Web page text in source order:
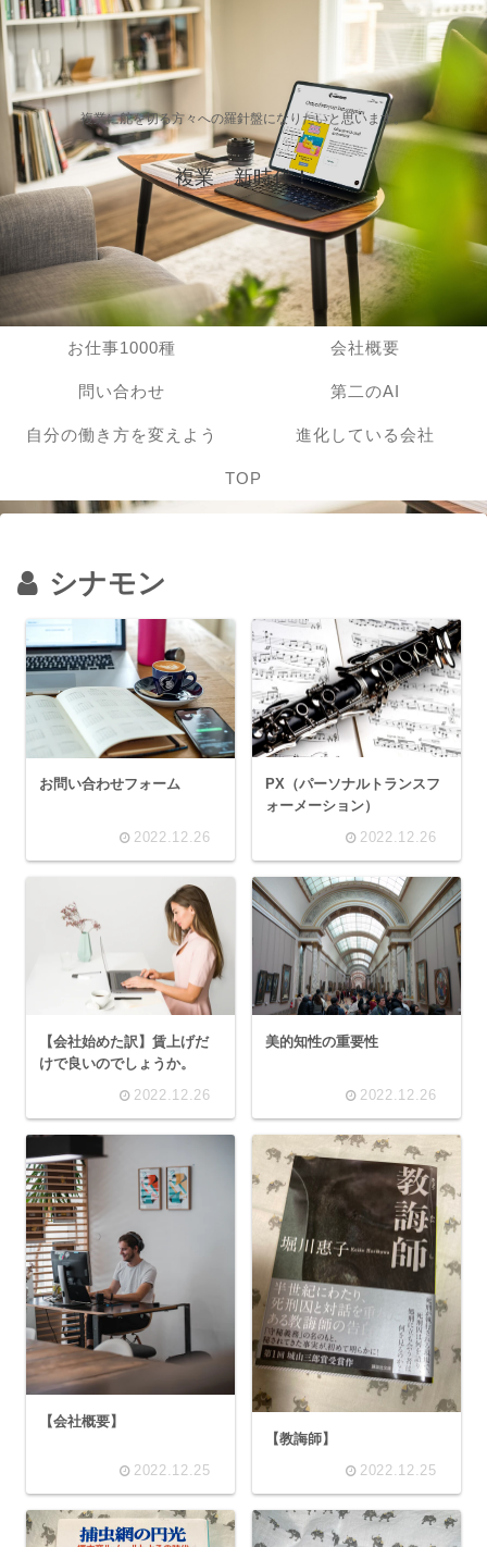
複業に舵を切る方々への羅針盤になりたいと思います。
複業 新時代！
お仕事1000種 会社概要
問い合わせ 第二のAI
自分の働き方を変えよう 進化している会社
TOP
シナモン
お問い合わせフォーム
2022.12.26
PX（パーソナルトランスフ
ォーメーション）
2022.12.26
【会社始めた訳】賃上げだ
けで良いのでしょうか。
2022.12.26
美的知性の重要性
2022.12.26
【会社概要】
2022.12.25
【教誨師】
2022.12.25